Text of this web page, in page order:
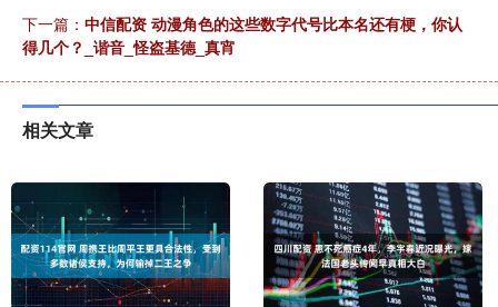
下一篇： 中信配资 动漫角色的这些数字代号比本名还有梗，你认
得几个？_谐音_怪盗基德_真宵
相关文章